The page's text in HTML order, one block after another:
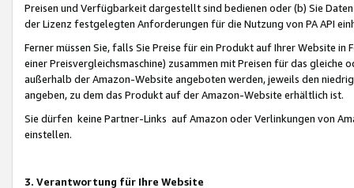
Preisen und Verfügbarkeit dargestellt sind bedienen oder (b) Sie
der Lizenz festgelegten Anforderungen für die Nutzung von PA API
Ferner müssen Sie, falls Sie Preise für ein Produkt auf Ihrer Website
einer Preisvergleichsmaschine) zusammen mit Preisen für das
außerhalb der Amazon-Website angeboten werden, jeweils den
angeben, zu dem das Produkt auf der Amazon-Website erhältlich ist.
Sie dürfen keine Partner-Links auf Amazon oder Verlinkungen von
einstellen.
3. Verantwortung für Ihre Website